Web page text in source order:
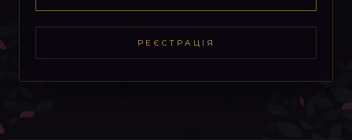
РЕЄСТРАЦІЯ